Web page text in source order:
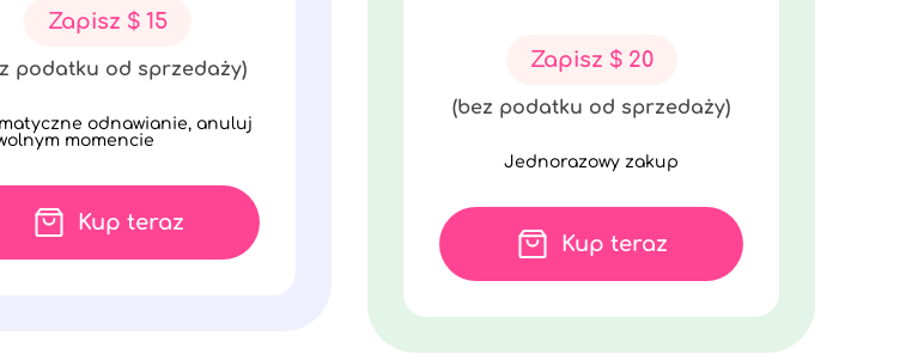
Zapisz $ 15
podatku od sprzedaży)
odnawianie, anuluj
momencie
Kup teraz
Zapisz $ 20
(bez podatku od sprzedaży)
Jednorazowy zakup
Kup teraz